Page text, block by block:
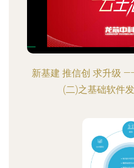
新基建 推信创 求升级
(二)之基础软件